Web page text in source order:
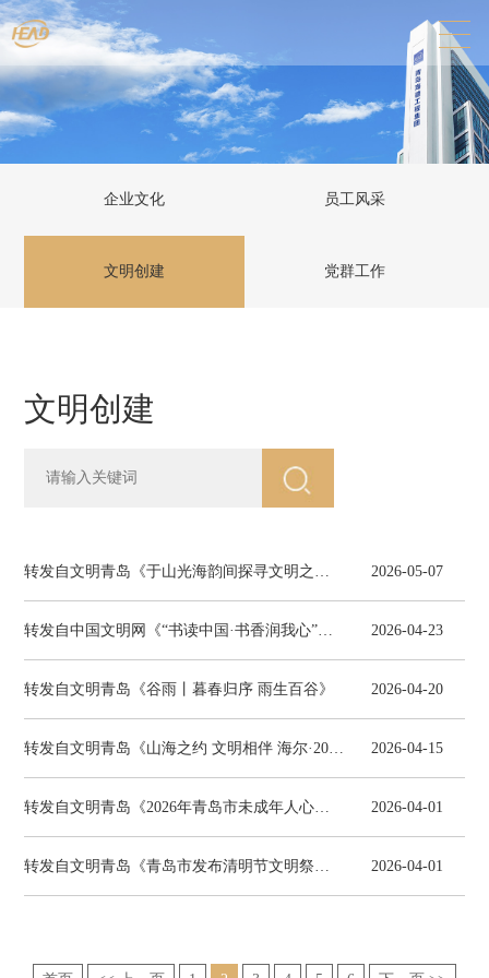
企业文化 员工风采
文明创建 党群工作
文明创建
2026-05-07
2026-04-23
转发自文明青岛《谷雨丨暮春归序 雨生百谷》 2026-04-20
2026-04-15
2026-04-01
2026-04-01